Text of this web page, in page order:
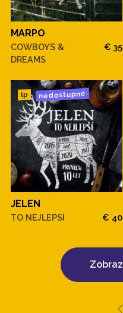
MARPO
COWBOYS &
DREAMS
€ 35
lp nedostupné
JELEN
TO NEJLEPSI € 40